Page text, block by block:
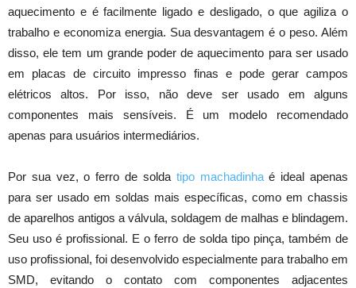
aquecimento e é facilmente ligado e desligado, o que agiliza o
trabalho e economiza energia. Sua desvantagem é o peso. Além
disso, ele tem um grande poder de aquecimento para ser usado
em placas de circuito impresso finas e pode gerar campos
elétricos altos. Por isso, não deve ser usado em alguns
componentes mais sensíveis. É um modelo recomendado
apenas para usuários intermediários.
Por sua vez, o ferro de solda tipo machadinhaé ideal apenas
para ser usado em soldas mais específicas, como em chassis
de aparelhos antigos a válvula, soldagem de malhas e blindagem.
Seu uso é profissional. E o ferro de solda tipo pinça, também de
uso profissional, foi desenvolvido especialmente para trabalho em
SMD, evitando o contato com componentes adjacentes